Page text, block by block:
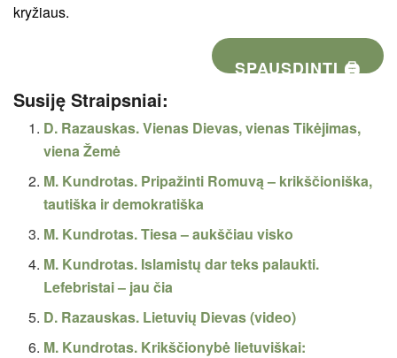
kryžiaus.
SPAUSDINTI 🖨
Susiję Straipsniai:
D. Razauskas. Vienas Dievas, vienas Tikėjimas,
viena Žemė
M. Kundrotas. Pripažinti Romuvą – krikščioniška,
tautiška ir demokratiška
M. Kundrotas. Tiesa – aukščiau visko
M. Kundrotas. Islamistų dar teks palaukti.
Lefebristai – jau čia
D. Razauskas. Lietuvių Dievas (video)
M. Kundrotas. Krikščionybė lietuviškai: